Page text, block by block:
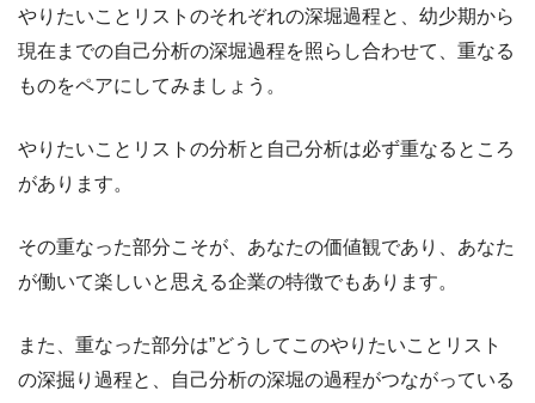
やりたいことリストのそれぞれの深堀過程と、幼少期から
現在までの自己分析の深堀過程を照らし合わせて、重なる
ものをペアにしてみましょう。
やりたいことリストの分析と自己分析は必ず重なるところ
があります。
その重なった部分こそが、あなたの価値観であり、あなた
が働いて楽しいと思える企業の特徴でもあります。
また、重なった部分は”どうしてこのやりたいことリスト
の深掘り過程と、自己分析の深堀の過程がつながっている